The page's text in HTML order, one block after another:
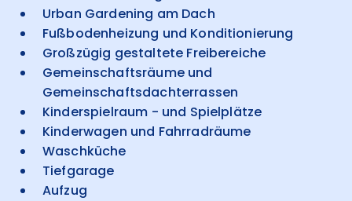
Urban Gardening am Dach
Fußbodenheizung und Konditionierung
Großzügig gestaltete Freibereiche
Gemeinschaftsräume und
Gemeinschaftsdachterrassen
Kinderspielraum - und Spielplätze
Kinderwagen und Fahrradräume
Waschküche
Tiefgarage
Aufzug